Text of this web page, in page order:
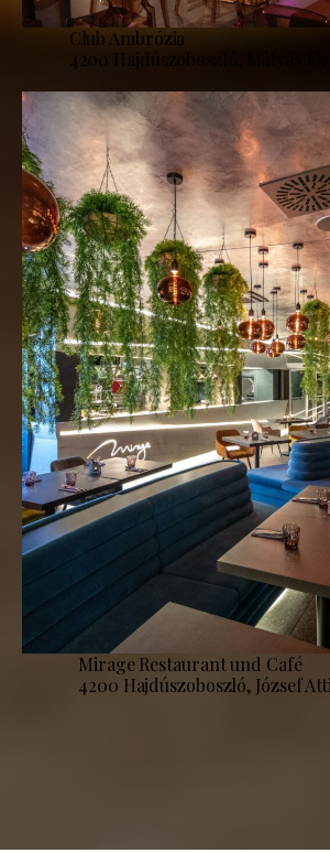
Club Ambrózia
4200 Hajdúszoboszló, Mátyás
Mirage Restaurant und Café
4200 Hajdúszoboszló, József